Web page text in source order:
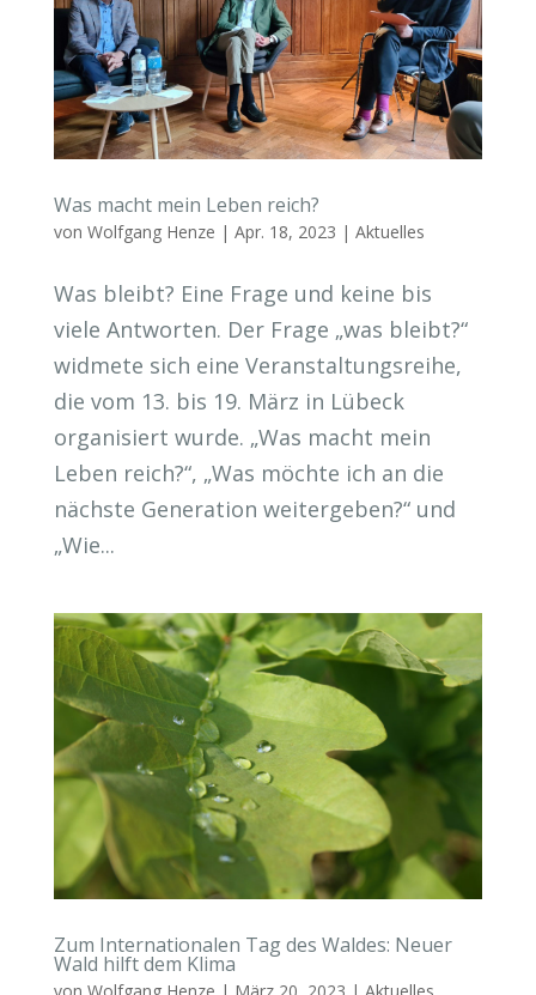
Was macht mein Leben reich?
von Wolfgang Henze | Apr. 18, 2023 | Aktuelles
Was bleibt? Eine Frage und keine bis
viele Antworten. Der Frage „was bleibt?“
widmete sich eine Veranstaltungsreihe,
die vom 13. bis 19. März in Lübeck
organisiert wurde. „Was macht mein
Leben reich?“, „Was möchte ich an die
nächste Generation weitergeben?“ und
„Wie...
Zum Internationalen Tag des Waldes: Neuer
Wald hilft dem Klima